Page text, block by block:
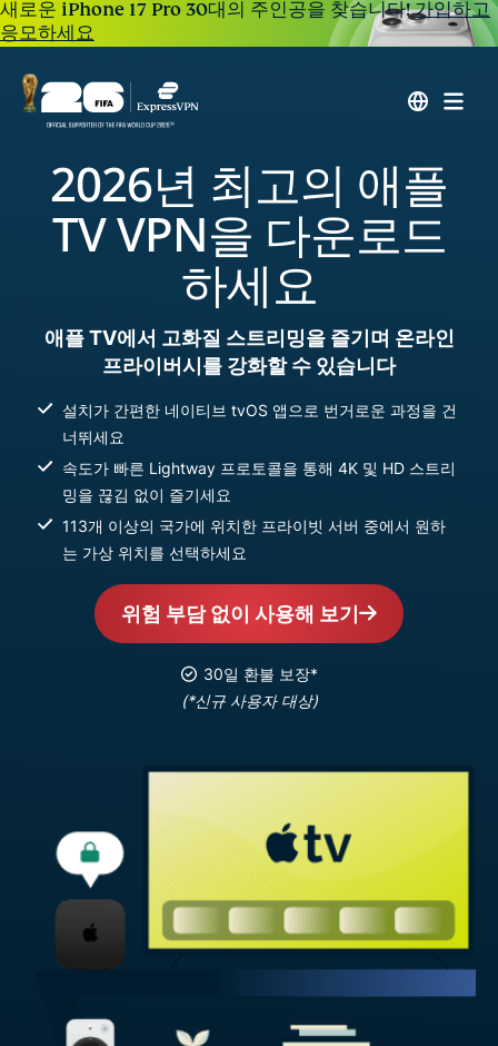
새로운 iPhone 17 Pro 30대의 주인공을 찾습니다!가입하고
응모하세요
2026년 최고의 애플
TV VPN을 다운로드
하세요
애플 TV에서 고화질 스트리밍을 즐기며 온라인
프라이버시를 강화할 수 있습니다
설치가 간편한 네이티브 tvOS 앱으로 번거로운 과정을 건
너뛰세요
속도가 빠른 Lightway 프로토콜을 통해 4K 및 HD 스트리
밍을 끊김 없이 즐기세요
113개 이상의 국가에 위치한 프라이빗 서버 중에서 원하
는 가상 위치를 선택하세요
위험 부담 없이 사용해 보기
30일 환불 보장*
(*신규 사용자 대상)